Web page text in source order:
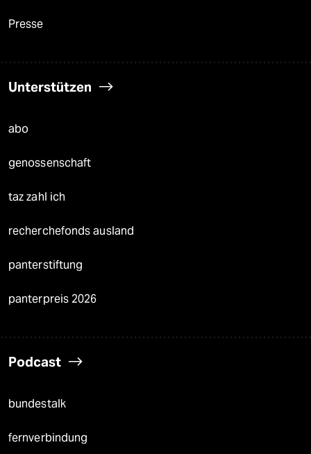
Presse
Unterstützen
abo
genossenschaft
taz zahl ich
recherchefonds ausland
panterstiftung
panterpreis 2026
Podcast
bundestalk
fernverbindung